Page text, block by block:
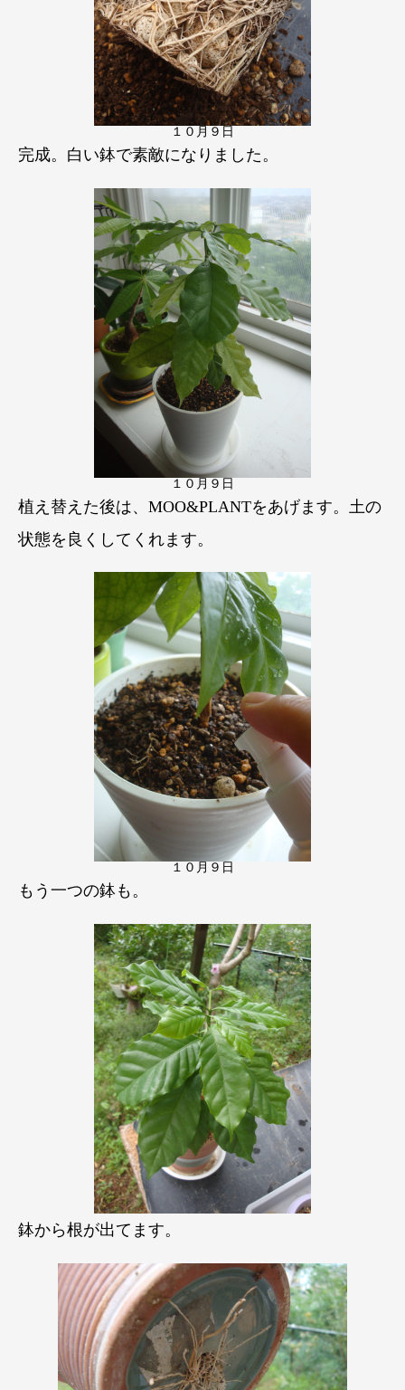
１０月９日
完成。白い鉢で素敵になりました。
１０月９日
植え替えた後は、MOO&PLANTをあげます。土の
状態を良くしてくれます。
１０月９日
もう一つの鉢も。
鉢から根が出てます。